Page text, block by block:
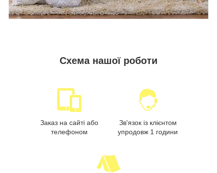
Схема нашої роботи
Заказ на сайті або
телефоном
Зв'язок із клієнтом
упродовж 1 години